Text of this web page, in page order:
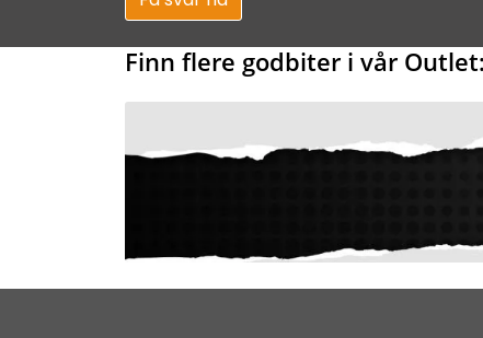
Finn flere godbiter i vår Outlet: